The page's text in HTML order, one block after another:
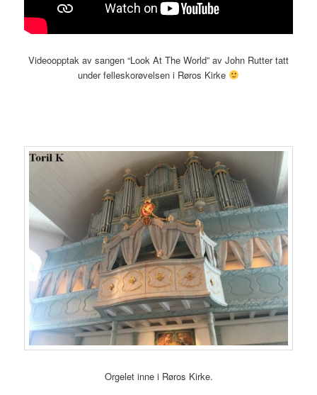
Videoopptak av sangen “Look At The World” av John Rutter tatt
under felleskorøvelsen i Røros Kirke
Orgelet inne i Røros Kirke.